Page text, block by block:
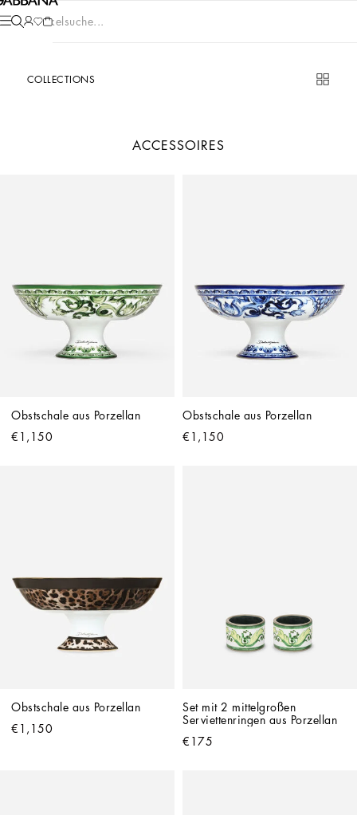
Artikelsuche...
COLLECTIONS
ACCESSOIRES
Obstschale aus Porzellan
€1,150
Obstschale aus Porzellan
€1,150
Obstschale aus Porzellan
€1,150
Set mit 2 mittelgroßen
Serviettenringen aus Porzellan
€175